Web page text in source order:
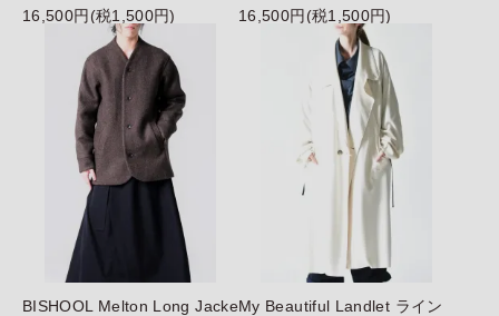
16,500円(税1,500円)
16,500円(税1,500円)
BISHOOL Melton Long JackeMy Beautiful Landlet ライン